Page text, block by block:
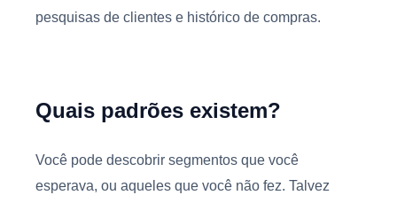
pesquisas de clientes e histórico de compras.
Quais padrões existem?
Você pode descobrir segmentos que você
esperava, ou aqueles que você não fez. Talvez